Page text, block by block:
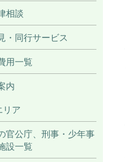
相談
・同行サービス
用一覧
内
リア
官公庁、刑事・少年事
設一覧